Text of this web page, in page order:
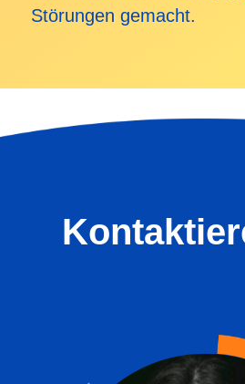
Störungen gemacht.